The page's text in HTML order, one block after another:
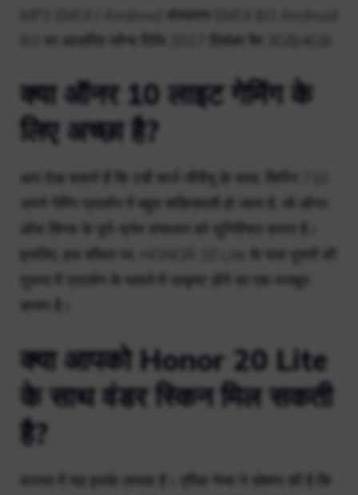
MP2 EMUI / Android संस्करण EMUI 8.0 Android
8.0 पर आधारित लॉन्च तिथि 2017 दिसंबर रैम 3GB/4GB
क्या ऑनर 10 लाइट गेमिंग के
लिए अच्छा है?
आप देख सकते हैं कि टर्बो चार्ज जीपीयू के साथ, किरिन 710
अपने गेमिंग प्रदर्शन में बहुत शक्तिशाली हो जाता है, जो ऑनर ​​
ऑफ किंग्स के पूर्ण-फ्रेम संचालन को सुनिश्चित करता है।
इसलिए, इस कीमत पर, HONOR 10 Lite के पास दूसरों की
तुलना में प्रदर्शन के मामले में उत्कृष्ट होने का एक मजबूत
कारण है।
क्या आपको Honor 20 Lite
के साथ वंडर स्किन मिल सकती
है?
वास्तव में यह इसके लायक है। एपिक गेम्स ने घोषणा की है कि